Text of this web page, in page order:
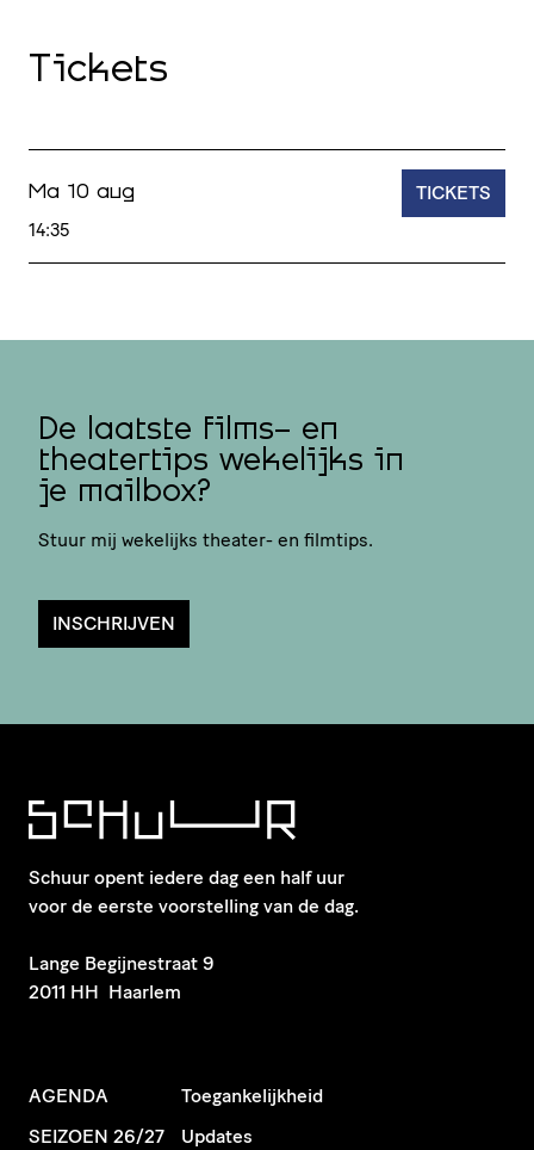
Tickets
Ma 10 aug
14:35
TICKETS
De laatste films- en
theatertips wekelijks in
je mailbox?
Stuur mij wekelijks theater- en filmtips.
INSCHRIJVEN
Schuur opent iedere dag een half uur
voor de eerste voorstelling van de dag.
​Lange Begijnestraat 9
2011 HH Haarlem
AGENDA
SEIZOEN 26/27
Toegankelijkheid
Updates